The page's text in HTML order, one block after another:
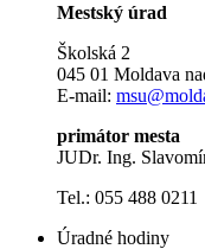
Mestský úrad
Školská 2
045 01 Moldava
E-mail:
primátor mesta
JUDr. Ing.
Tel.: 055 488 0211
Úradné hodiny